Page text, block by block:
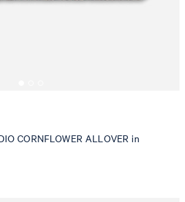
CORNFLOWER ALLOVER in